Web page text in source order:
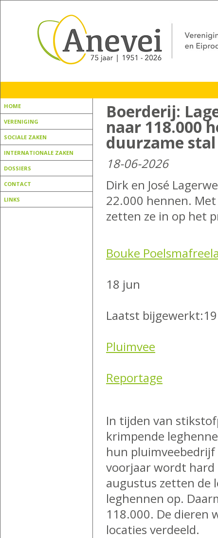
HOME
VERENIGING
SOCIALE ZAKEN
INTERNATIONALE ZAKEN
DOSSIERS
CONTACT
LINKS
Boerderij:
naar 118.000
duurzame stal
18-06-2026
Dirk en José
22.000 hennen.
zetten ze in op het
Bouke
18 jun
Laatst bijgewerkt:
Pluimvee
Reportage
In tijden van
krimpende
hun
voorjaar wordt
augustus zetten de
leghennen op.
118.000. De dieren
locaties verdeeld.